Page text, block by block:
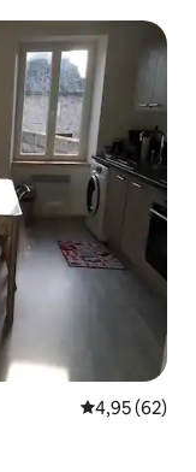
Átlagos
4,95 (62)